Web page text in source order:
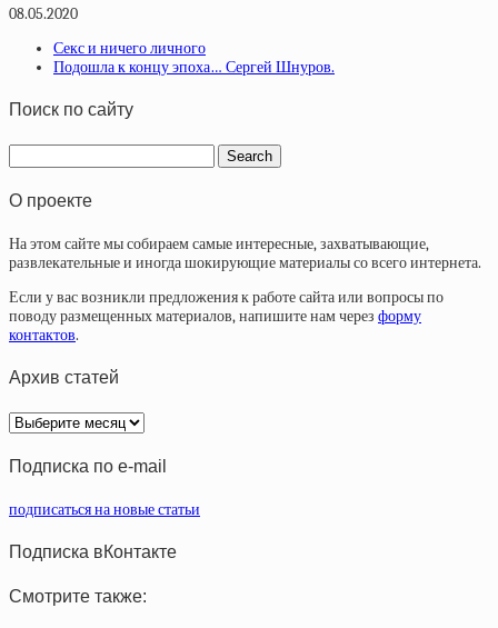
08.05.2020
Секс и ничего личного
Подошла к концу эпоха… Сергей Шнуров.
Поиск по сайту
О проекте
На этом сайте мы собираем самые интересные, захватывающие,
развлекательные и иногда шокирующие материалы со всего интернета.
Если у вас возникли предложения к работе сайта или вопросы по
поводу размещенных материалов, напишите нам через форму
контактов.
Архив статей
Архив
статей
Подписка по e-mail
подписаться на новые статьи
Подписка вКонтакте
Смотрите также: